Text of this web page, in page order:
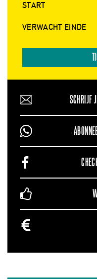
START
VERWACHT EINDE
SCHRIJF